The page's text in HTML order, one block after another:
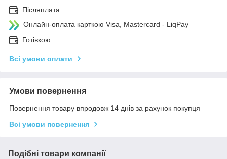
Післяплата
Онлайн-оплата карткою Visa, Mastercard - LiqPay
Готівкою
Всі умови оплати
Умови повернення
Повернення товару впродовж 14 днів за рахунок покупця
Всі умови повернення
Подібні товари компанії